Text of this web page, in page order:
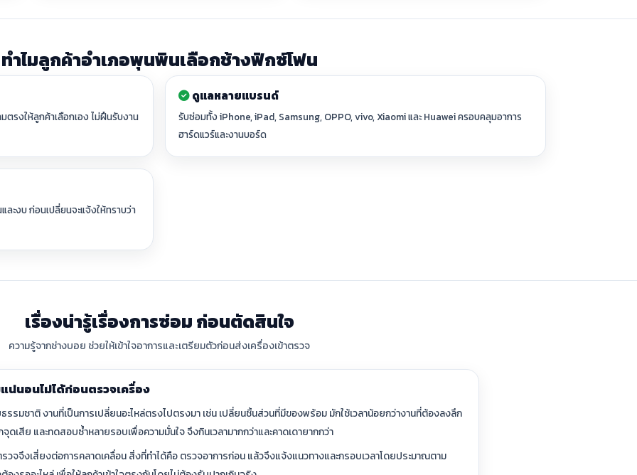
ทำไมลูกค้าอำเภอพุนพินเลือกช้างฟิกซ์โฟน
รงให้ลูกค้าเลือกเอง ไม่ฝืนรับงาน
ดูแลหลายแบรนด์
รับซ่อมทั้ง iPhone, iPad, Samsung, OPPO, vivo, Xiaomi และ Huawei ครอบคลุมอาการ
ฮาร์ดแวร์และงานบอร์ด
ละงบ ก่อนเปลี่ยนจะแจ้งให้ทราบว่า
เรื่องน่ารู้เรื่องการซ่อม ก่อนตัดสินใจ
ความรู้จากช่างบอย ช่วยให้เข้าใจอาการและเตรียมตัวก่อนส่งเครื่องเข้าตรวจ
น่นอนไม่ได้ก่อนตรวจเครื่อง
ธรรมชาติ งานที่เป็นการเปลี่ยนอะไหล่ตรงไปตรงมา เช่น เปลี่ยนชิ้นส่วนที่มีของพร้อม มักใช้เวลาน้อยกว่างานที่ต้องลงลึก
เสีย และทดสอบซ้ำหลายรอบเพื่อความมั่นใจ จึงกินเวลามากกว่าและคาดเดายากกว่า
วจจึงเสี่ยงต่อการคลาดเคลื่อน สิ่งที่ทำได้คือ ตรวจอาการก่อน แล้วจึงแจ้งแนวทางและกรอบเวลาโดยประมาณตาม